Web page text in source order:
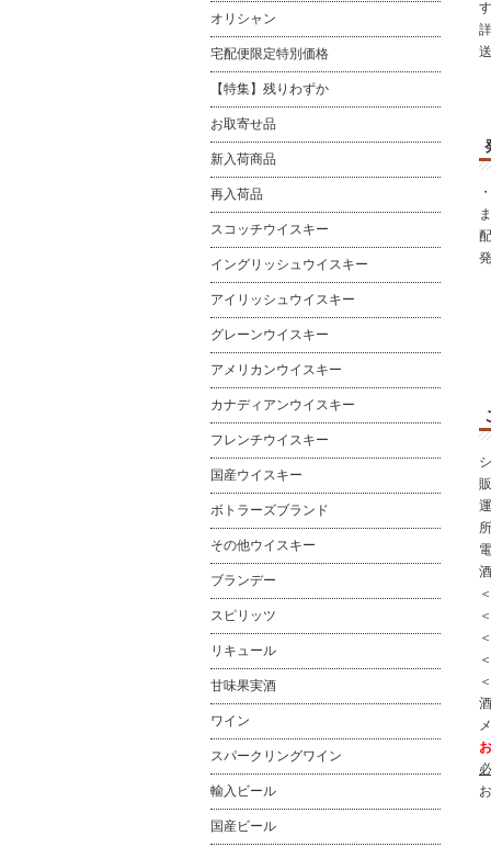
オリシャン
宅配便限定特別価格
【特集】残りわずか
お取寄せ品
新入荷商品
再入荷品
スコッチウイスキー
イングリッシュウイスキー
アイリッシュウイスキー
グレーンウイスキー
アメリカンウイスキー
カナディアンウイスキー
フレンチウイスキー
国産ウイスキー
ボトラーズブランド
その他ウイスキー
ブランデー
スピリッツ
リキュール
甘味果実酒
ワイン
スパークリングワイン
輸入ビール
国産ビール